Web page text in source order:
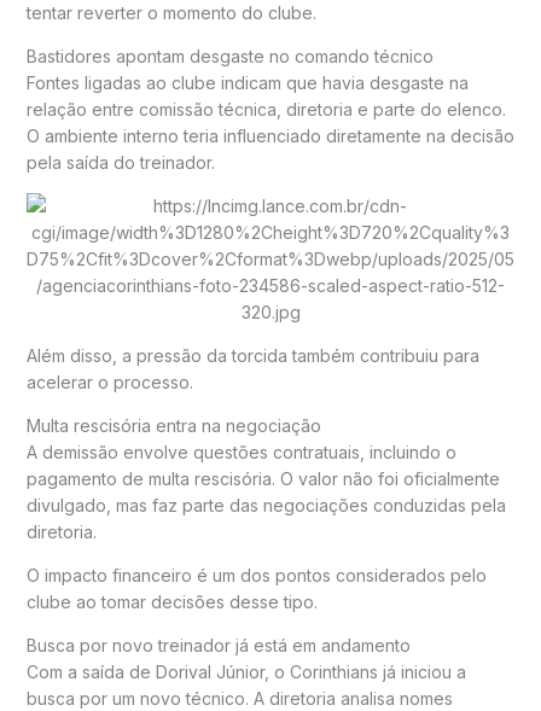
tentar reverter o momento do clube.
Bastidores apontam desgaste no comando técnico
Fontes ligadas ao clube indicam que havia desgaste na
relação entre comissão técnica, diretoria e parte do elenco.
O ambiente interno teria influenciado diretamente na decisão
pela saída do treinador.
Além disso, a pressão da torcida também contribuiu para
acelerar o processo.
Multa rescisória entra na negociação
A demissão envolve questões contratuais, incluindo o
pagamento de multa rescisória. O valor não foi oficialmente
divulgado, mas faz parte das negociações conduzidas pela
diretoria.
O impacto financeiro é um dos pontos considerados pelo
clube ao tomar decisões desse tipo.
Busca por novo treinador já está em andamento
Com a saída de Dorival Júnior, o Corinthians já iniciou a
busca por um novo técnico. A diretoria analisa nomes